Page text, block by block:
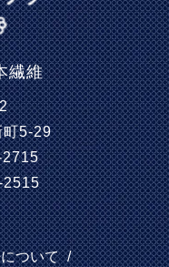
繊維
町5-29
2515
ついて /